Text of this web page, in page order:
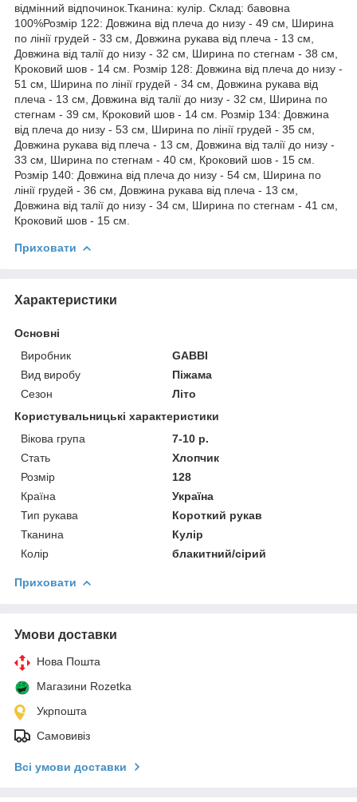
відмінний відпочинок.Тканина: кулір. Склад: бавовна
100%Розмір 122: Довжина від плеча до низу - 49 см, Ширина
по лінії грудей - 33 см, Довжина рукава від плеча - 13 см,
Довжина від талії до низу - 32 см, Ширина по стегнам - 38 см,
Кроковий шов - 14 см. Розмір 128: Довжина від плеча до низу -
51 см, Ширина по лінії грудей - 34 см, Довжина рукава від
плеча - 13 см, Довжина від талії до низу - 32 см, Ширина по
стегнам - 39 см, Кроковий шов - 14 см. Розмір 134: Довжина
від плеча до низу - 53 см, Ширина по лінії грудей - 35 см,
Довжина рукава від плеча - 13 см, Довжина від талії до низу -
33 см, Ширина по стегнам - 40 см, Кроковий шов - 15 см.
Розмір 140: Довжина від плеча до низу - 54 см, Ширина по
лінії грудей - 36 см, Довжина рукава від плеча - 13 см,
Довжина від талії до низу - 34 см, Ширина по стегнам - 41 см,
Кроковий шов - 15 см.
Приховати
Характеристики
Основні
Виробник
GABBI
Вид виробу
Піжама
Сезон
Літо
Користувальницькі характеристики
Вікова група
7-10 р.
Стать
Хлопчик
Розмір
128
Країна
Україна
Тип рукава
Короткий рукав
Тканина
Кулір
Колір
блакитний/сірий
Приховати
Умови доставки
Нова Пошта
Магазини Rozetka
Укрпошта
Самовивіз
Всі умови доставки